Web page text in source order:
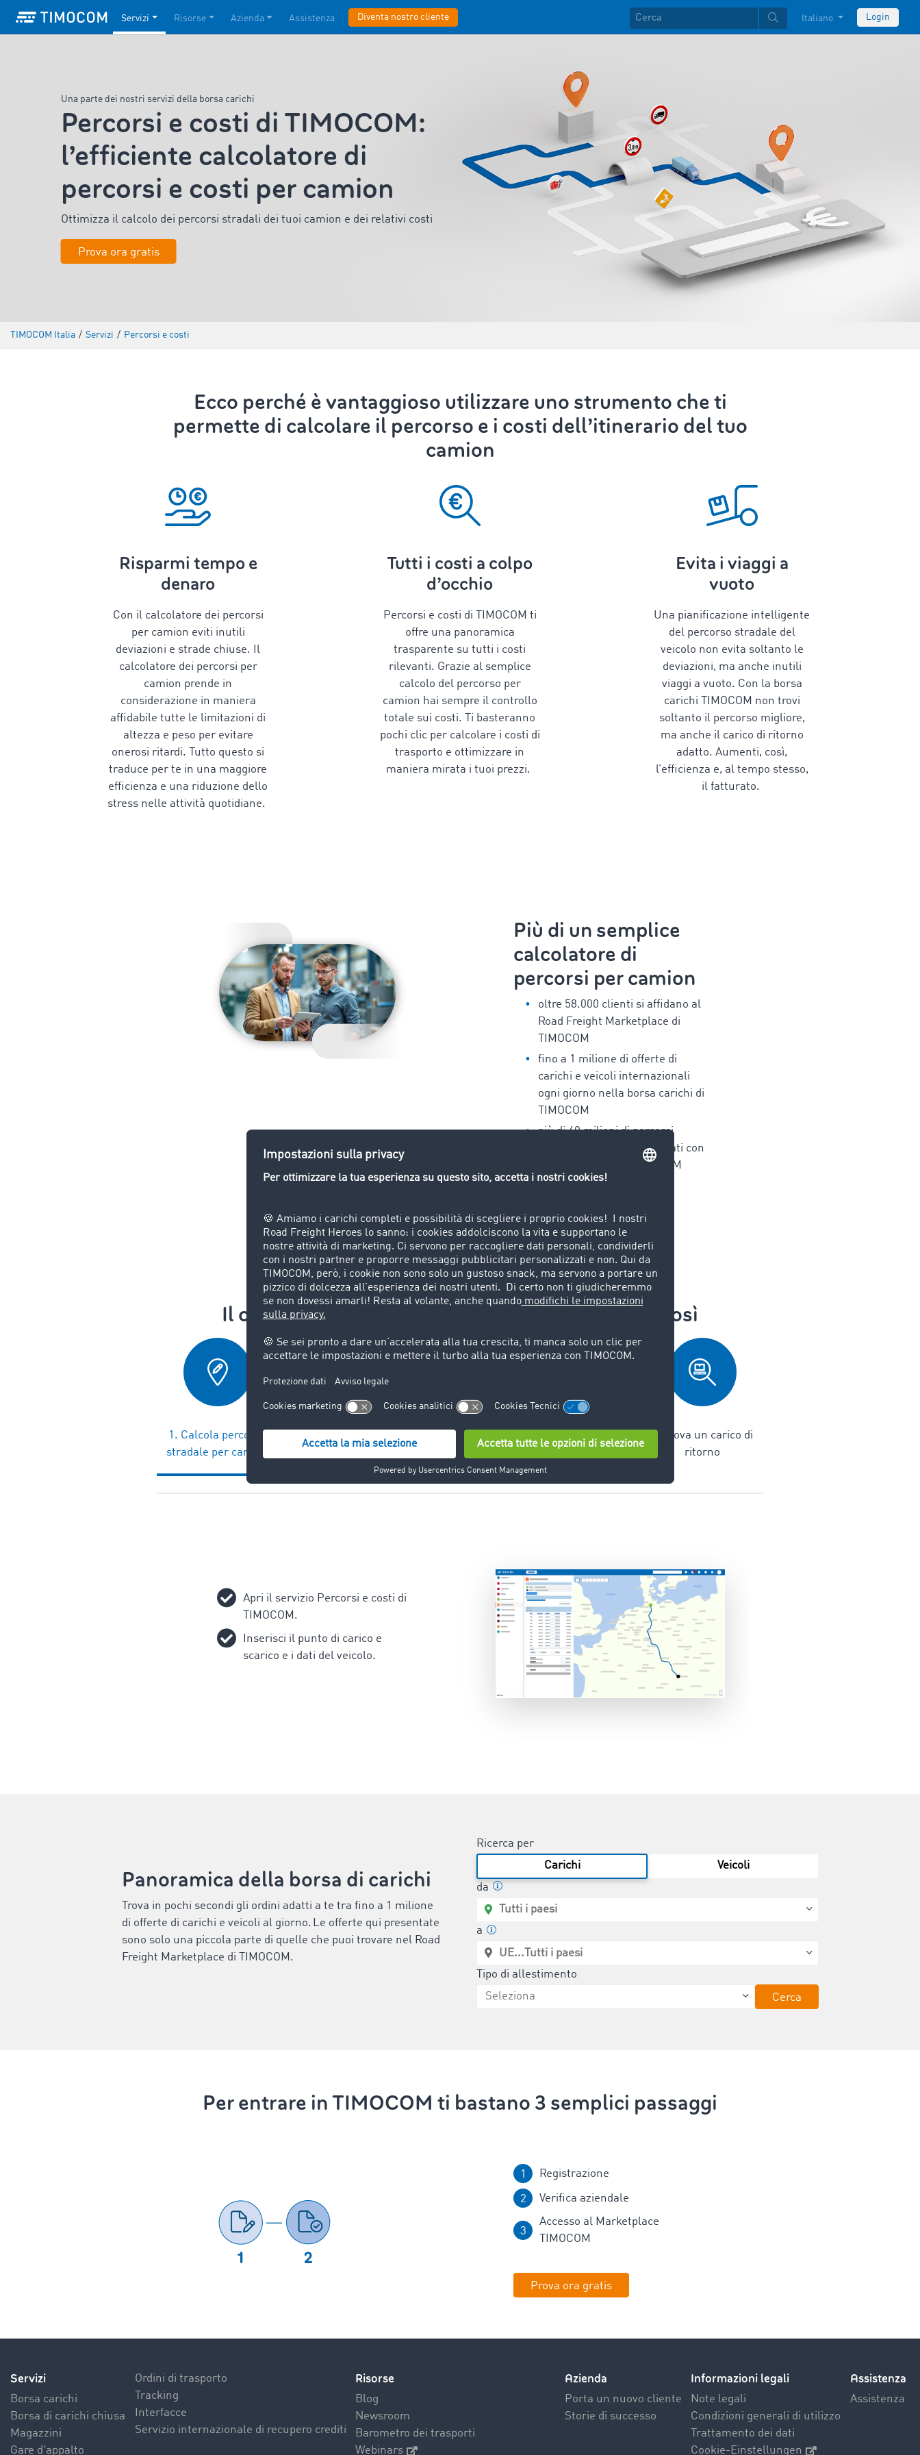
Servizi Risorse Azienda Assistenza Diventa nostro cliente Italiano Login
Una parte dei nostri servizi della borsa carichi
Percorsi e costi di TIMOCOM:
l’efficiente calcolatore di
percorsi e costi per camion
Ottimizza il calcolo dei percorsi stradali dei tuoi camion e dei relativi costi
Prova ora gratis
TIMOCOM Italia / Servizi / Percorsi e costi
Ecco perché è vantaggioso utilizzare uno strumento che ti
permette di calcolare il percorso e i costi dell’itinerario del tuo
camion
Risparmi tempo e
denaro
Con il calcolatore dei percorsi
per camion eviti inutili
deviazioni e strade chiuse. Il
calcolatore dei percorsi per
camion prende in
considerazione in maniera
affidabile tutte le limitazioni di
altezza e peso per evitare
onerosi ritardi. Tutto questo si
traduce per te in una maggiore
efficienza e una riduzione dello
stress nelle attività quotidiane.
Tutti i costi a colpo
d’occhio
Percorsi e costi di TIMOCOM ti
offre una panoramica
trasparente su tutti i costi
rilevanti. Grazie al semplice
calcolo del percorso per
camion hai sempre il controllo
totale sui costi. Ti basteranno
pochi clic per calcolare i costi di
trasporto e ottimizzare in
maniera mirata i tuoi prezzi.
Evita i viaggi a
vuoto
Una pianificazione intelligente
del percorso stradale del
veicolo non evita soltanto le
deviazioni, ma anche inutili
viaggi a vuoto. Con la borsa
carichi TIMOCOM non trovi
soltanto il percorso migliore,
ma anche il carico di ritorno
adatto. Aumenti, così,
l’efficienza e, al tempo stesso,
il fatturato.
Più di un semplice
calcolatore di
percorsi per camion
oltre 58.000 clienti si affidano al
Road Freight Marketplace di
TIMOCOM
fino a 1 milione di offerte di
carichi e veicoli internazionali
ogni giorno nella borsa carichi di
TIMOCOM
più di 40 milioni di percorsi
stradali per camion calcolati con
Percorsi e costi di TIMOCOM
Il calcolatore del percorso per camionfunziona così
1. Calcola percorso
stradale per camion
3. Calcola i costi di
del percorso del tuo
5. Trova un carico di
ritorno
Apri il servizio Percorsi e costi di
TIMOCOM.
Inserisci il punto di carico e
scarico e i dati del veicolo.
Panoramica della borsa di carichi
Trova in pochi secondi gli ordini adatti a te tra fino a 1 milione
di offerte di carichi e veicoli al giorno. Le offerte qui presentate
sono solo una piccola parte di quelle che puoi trovare nel Road
Freight Marketplace di TIMOCOM.
Ricerca per
Carichi
Veicoli
da
a
Tipo di allestimento
Cerca
Per entrare in TIMOCOM ti bastano 3 semplici passaggi
Registrazione
Verifica aziendale
Accesso al Marketplace
TIMOCOM
Prova ora gratis
Servizi
Borsa carichi
Borsa di carichi chiusa
Magazzini
Gare d'appalto
Ordini di trasporto
Tracking
Interfacce
Servizio internazionale di recupero crediti
Risorse
Blog
Newsroom
Barometro dei trasporti
Webinars
Azienda
Porta un nuovo cliente
Storie di successo
Informazioni legali
Note legali
Condizioni generali di utilizzo
Trattamento dei dati
Cookie-Einstellungen
Assistenza
Assistenza